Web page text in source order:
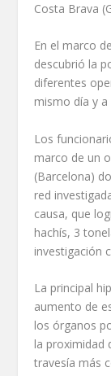
Costa Brava
En el marco
descubrió la
diferentes
mismo día y
Los
marco de un
(Barcelona)
red
causa, que
hachís, 3
investigación
La principal
aumento de
los órganos
la proximidad
travesía más